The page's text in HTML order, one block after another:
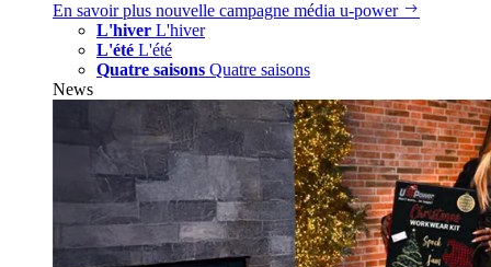
En savoir plus nouvelle campagne média u‑power
L'hiver L'hiver
L'été L'été
Quatre saisons Quatre saisons
News